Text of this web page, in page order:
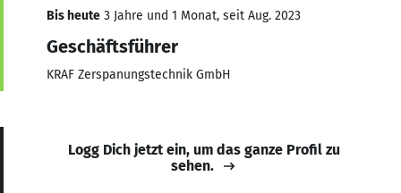
Bis heute 3 Jahre und 1 Monat, seit Aug. 2023
Geschäftsführer
KRAF Zerspanungstechnik GmbH
Logg Dich jetzt ein, um das ganze Profil zu
sehen.